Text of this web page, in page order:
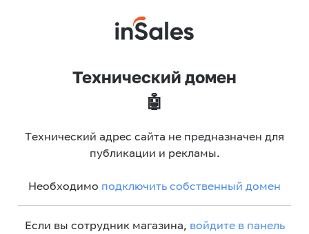
Технический домен
🤖
Технический адрес сайта не предназначен для
публикации и рекламы.
Необходимо подключить собственный домен
Если вы сотрудник магазина, войдите в панель